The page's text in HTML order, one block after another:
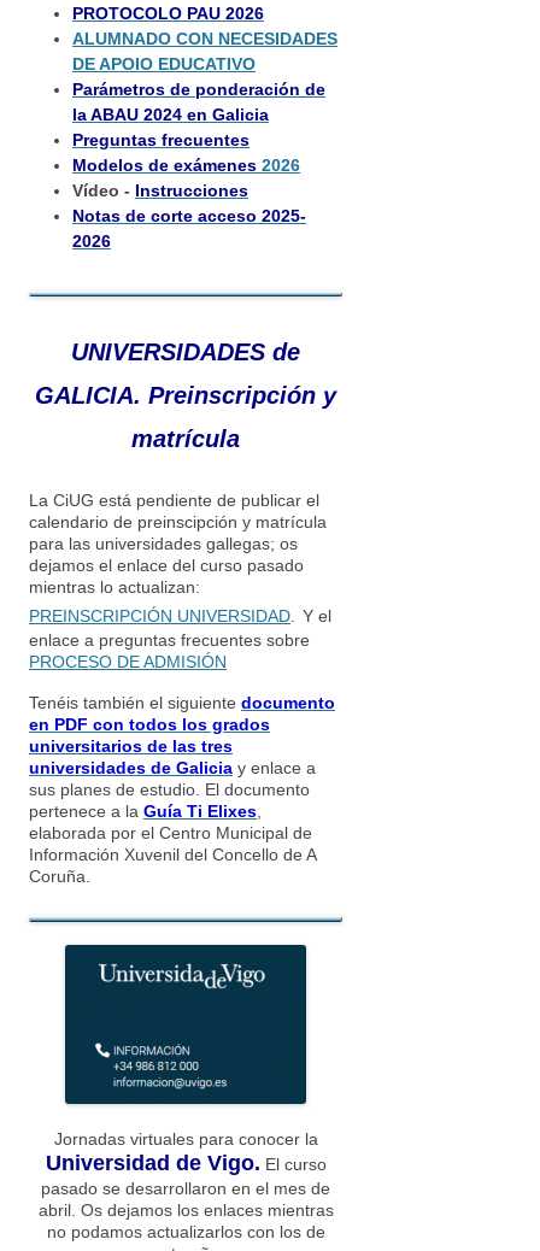
PROTOCOLO PAU 2026
ALUMNADO CON NECESIDADES
DE APOIO EDUCATIVO
Parámetros de ponderación de
la ABAU 2024 en Galicia
Preguntas frecuentes
Modelos de exámenes 2026
Vídeo - Instrucciones
Notas de corte acceso 2025-
2026
UNIVERSIDADES de
GALICIA. Preinscripción y
matrícula
La CiUG está pendiente de publicar el
calendario de preinscipción y matrícula
para las universidades gallegas; os
dejamos el enlace del curso pasado
mientras lo actualizan:
PREINSCRIPCIÓN UNIVERSIDAD
Y el
enlace a preguntas frecuentes sobre
PROCESO DE ADMISIÓN
Tenéis también el siguiente documento
en PDF con todos los grados
universitarios de las tres
universidades de Galicia y enlace a
sus planes de estudio. El documento
pertenece a la Guía Ti Elixes
elaborada por el Centro Municipal de
Información Xuvenil del Concello de A
Coruña.
Jornadas virtuales para conocer la
Universidad de Vigo. El curso
pasado se desarrollaron en el mes de
abril. Os dejamos los enlaces mientras
no podamos actualizarlos con los de